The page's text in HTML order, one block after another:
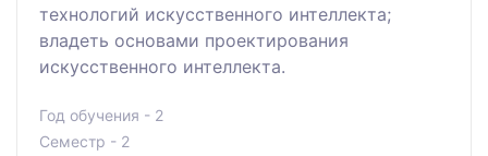
технологий искусственного интеллекта;
владеть основами проектирования
искусственного интеллекта.
Год обучения - 2
Семестр - 2